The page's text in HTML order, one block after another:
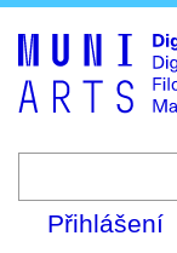
Přihlášení